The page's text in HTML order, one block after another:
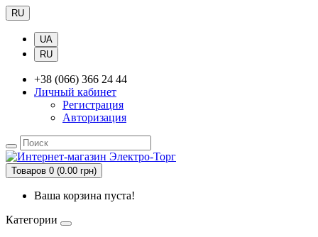
RU
UA
RU
+38 (066) 366 24 44
Личный кабинет
Регистрация
Авторизация
Товаров 0 (0.00 грн)
Ваша корзина пуста!
Категории